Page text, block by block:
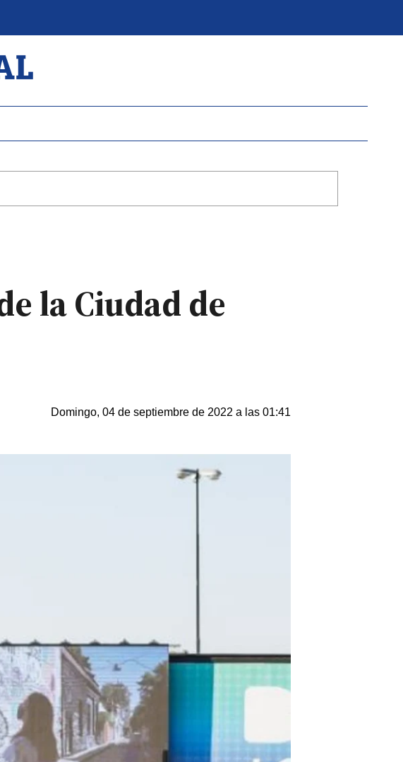
la Ciudad de
Domingo, 04 de septiembre de 2022 a las 01:41